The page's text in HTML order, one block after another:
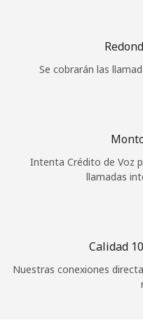
Se cobrarán las
Intenta Crédito de Voz
llamadas
Calidad
Nuestras conexiones